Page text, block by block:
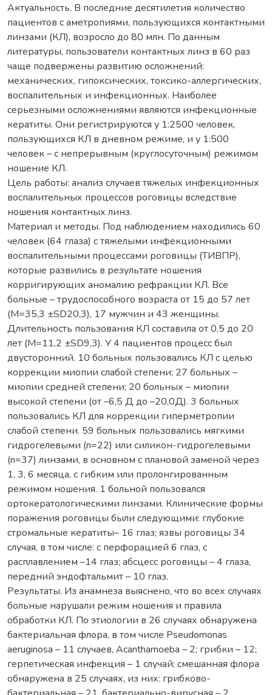
Актуальность. В последние десятилетия количество
пациентов с аметропиями, пользующихся контактными
линзами (КЛ), возросло до 80 млн. По данным
литературы, пользователи контактных линз в 60 раз
чаще подвержены развитию осложнений:
механических, гипоксических, токсико-аллергических,
воспалительных и инфекционных. Наиболее
серьезными осложнениями являются инфекционные
кератиты. Они регистрируются у 1:2500 человек,
пользующихся КЛ в дневном режиме, и у 1:500
человек – с непрерывным (круглосуточным) режимом
ношение КЛ.
Цель работы: анализ случаев тяжелых инфекционных
воспалительных процессов роговицы вследствие
ношения контактных линз.
Материал и методы. Под наблюдением находились 60
человек (64 глаза) с тяжелыми инфекционными
воспалительными процессами роговицы (ТИВПР),
которые развились в результате ношения
корригирующих аномалию рефракции КЛ. Все
больные – трудоспособного возраста от 15 до 57 лет
(М=35,3 ±SD20,3), 17 мужчин и 43 женщины.
Длительность пользования КЛ составила от 0,5 до 20
лет (М=11,2 ±SD9,3). У 4 пациентов процесс был
двусторонний. 10 больных пользовались КЛ с целью
коррекции миопии слабой степени; 27 больных –
миопии средней степени; 20 больных – миопии
высокой степени (от –6,5 Д до –20,0Д). 3 больных
пользовались КЛ для коррекции гиперметропии
слабой степени. 59 больных пользовались мягкими
гидрогелевыми (n=22) или силикон-гидрогелевыми
(n=37) линзами, в основном с плановой заменой через
1, 3, 6 месяца, с гибким или пролонгированным
режимом ношения. 1 больной пользовался
ортокератологическими линзами. Клинические формы
поражения роговицы были следующими: глубокие
стромальные кератиты– 16 глаз; язвы роговицы 34
случая, в том числе: с перфорацией 6 глаз, с
расплавлением –14 глаз; абсцесс роговицы – 4 глаза,
передний эндофтальмит – 10 глаз.
Результаты. Из анамнеза выяснено, что во всех случаях
больные нарушали режим ношения и правила
обработки КЛ. По этиологии в 26 случаях обнаружена
бактериальная флора, в том числе Pseudomonas
aeruginosa – 11 случаев, Acanthamoeba – 2; грибки – 12;
герпетическая инфекция – 1 случай; смешанная флора
обнаружена в 25 случаях, из них: грибково-